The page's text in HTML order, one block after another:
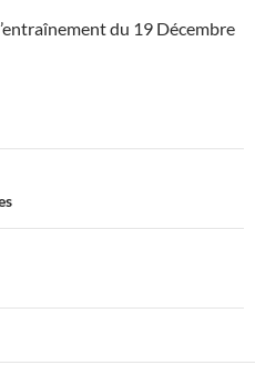
du 19 Décembre